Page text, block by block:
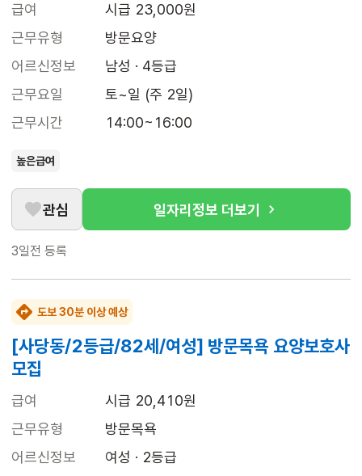
급여
시급 23,000원
근무유형
방문요양
어르신정보
남성 · 4등급
근무요일
토~일 (주 2일)
근무시간
14:00~16:00
높은급여
관심 일자리정보 더보기
3일전 등록
도보 30분 이상 예상
[사당동/2등급/82세/여성] 방문목욕 요양보호사
모집
급여
시급 20,410원
근무유형
방문목욕
어르신정보
여성 · 2등급